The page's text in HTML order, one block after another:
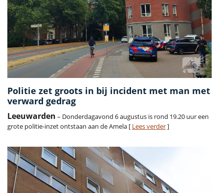
Politie zet groots in bij incident met man met
verward gedrag
Leeuwarden – Donderdagavond 6 augustus is rond 19.20 uur een
grote politie-inzet ontstaan aan de Amela [ Lees verder]